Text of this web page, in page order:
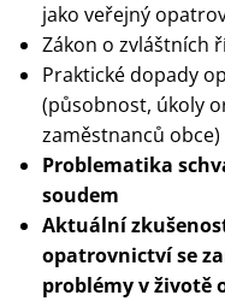
jako veřejný
Zákon o zvláštních
Praktické dopady
(působnost, úkoly
zaměstnanců obce)
Problematika
soudem
Aktuální
opatrovnictví se
problémy v životě